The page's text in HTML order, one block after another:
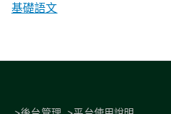
基礎語文